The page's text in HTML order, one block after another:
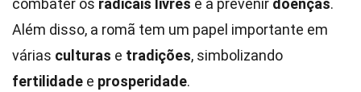
combater os radicais livres e a prevenir doenças.
Além disso, a romã tem um papel importante em
várias culturas e tradições, simbolizando
fertilidade e prosperidade.